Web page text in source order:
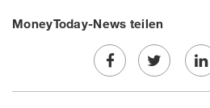
MoneyToday-News teilen
Share Twe